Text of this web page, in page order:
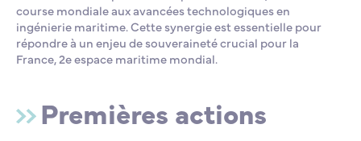
course mondiale aux avancées technologiques en
ingénierie maritime. Cette synergie est essentielle pour
répondre à un enjeu de souveraineté crucial pour la
France, 2e espace maritime mondial.
Premières actions